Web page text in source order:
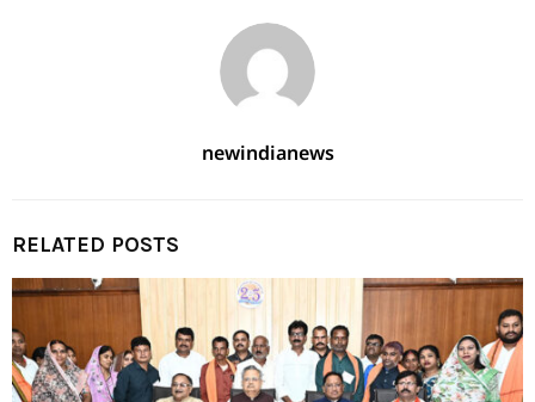
newindianews
RELATED POSTS